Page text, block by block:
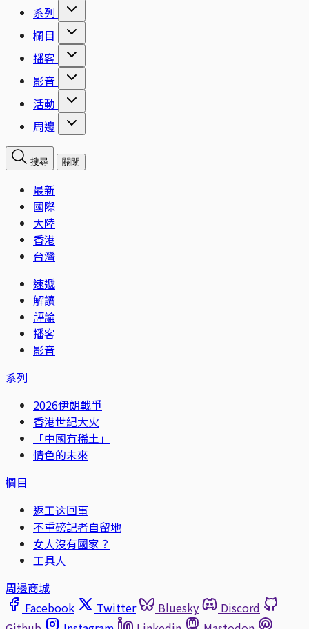
系列
欄目
播客
影音
活動
周邊
搜尋 關閉
最新
國際
大陸
香港
台灣
速遞
解讀
評論
播客
影音
系列
2026伊朗戰爭
香港世紀大火
「中國有稀土」
情色的未來
欄目
返工这回事
不重磅記者自留地
女人沒有國家？
工具人
周邊商城
Facebook
Twitter Bluesky
Discord